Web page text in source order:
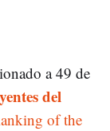
a 49 de
del
of the